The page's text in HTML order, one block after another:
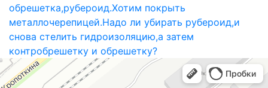
обрешетка,рубероид.Хотим покрыть
металлочерепицей.Надо ли убирать рубероид,и
снова стелить гидроизоляцию,а затем
контробрешетку и обрешетку?